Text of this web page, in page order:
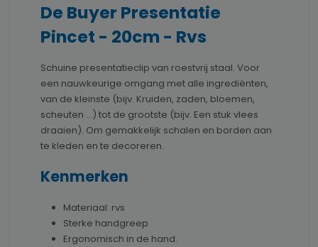
De Buyer Presentatie
Pincet - 20cm - Rvs
Schuine presentatieclip van roestvrij staal. Voor
een nauwkeurige omgang met alle ingrediënten,
van de kleinste (bijv. Kruiden, zaden, bloemen,
scheuten ...) tot de grootste (bijv. Een stuk vlees
draaien). Om gemakkelijk schalen en borden aan
te kleden en te decoreren.
Kenmerken
Materiaal: rvs
Sterke handgreep
Ergonomisch in de hand.